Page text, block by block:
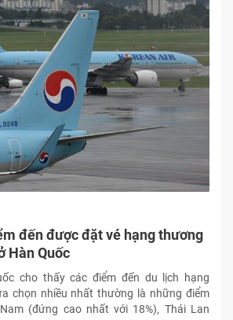
đến được đặt vé hạng thương
Hàn Quốc
cho thấy các điểm đến du lịch hạng
chọn nhiều nhất thường là những điểm
(đứng cao nhất với 18%), Thái Lan